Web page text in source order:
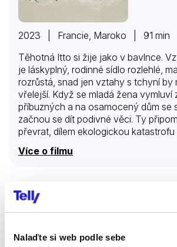
Nalaďte si web podle sebe
2023 | Francie, Maroko | 91 min
Těhotná Itto si žije jako v bavlnce.
je láskyplný, rodinné sídlo rozlehlé,
rozrůstá, snad jen vztahy s tchyní by
vřelejší. Když se mladá žena vymluví
příbuzných a na osamocený dům se
začnou se dít podivné věci. Ty
převrat, dílem ekologickou
Více o filmu
Smrtící hora